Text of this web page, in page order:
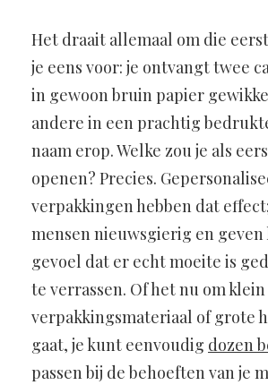
Het draait allemaal om die
je eens voor: je ontvangt twee
in gewoon bruin papier
andere in een prachtig
naam erop. Welke zou je als
openen? Precies.
verpakkingen hebben dat
mensen nieuwsgierig en geven
gevoel dat er echt moeite is
te verrassen. Of het nu om klein
verpakkingsmateriaal of grote
gaat, je kunt eenvoudig dozen
passen bij de behoeften van je